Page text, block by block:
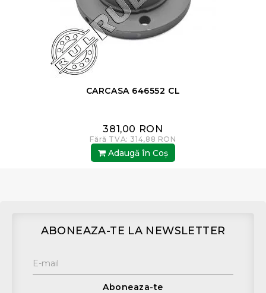
CARCASA 646552 CL
381,00 RON
Fără TVA: 314,88 RON
Adaugă în Coş
ABONEAZA-TE LA NEWSLETTER
Aboneaza-te